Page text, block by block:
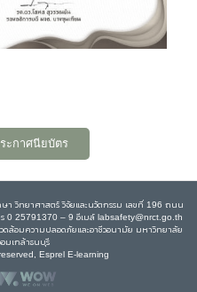
ะกาศนียบัตร
า วิทยาศาสตร์ วิจัยและนวัตกรรม เลขที่ 196 ถนน
0 25791370 – 9 อีเมล์ labsafety@nrct.go.th
ล้อมความปลอดภัยและอาชีวอนามัย มหาวิทยาลัย
อมเกล้าธนบุรี
Esprel E-learning